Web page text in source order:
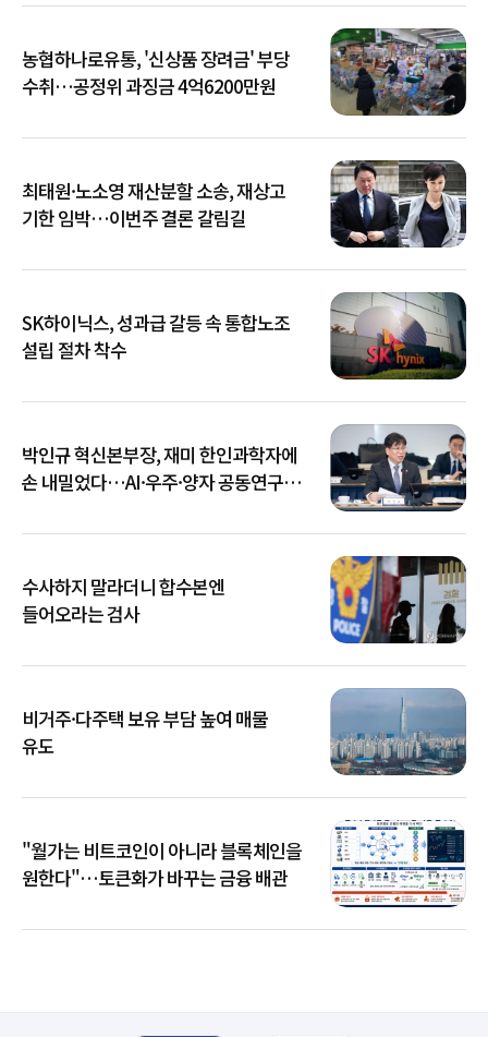
농협하나로유통, '신상품 장려금' 부당
수취…공정위 과징금 4억6200만원
최태원·노소영 재산분할 소송, 재상고
기한 임박…이번주 결론 갈림길
SK하이닉스, 성과급 갈등 속 통합노조
설립 절차 착수
박인규 혁신본부장, 재미 한인과학자에
손 내밀었다…AI·우주·양자 공동연구
수사하지 말라더니 합수본엔
들어오라는 검사
비거주·다주택 보유 부담 높여 매물
유도
"월가는 비트코인이 아니라 블록체인을
원한다"…토큰화가 바꾸는 금융 배관